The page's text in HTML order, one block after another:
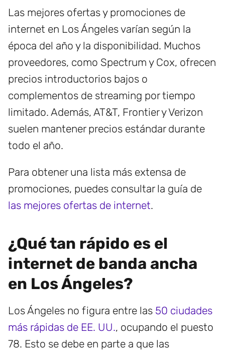
Las mejores ofertas y promociones de
internet en Los Ángeles varían según la
época del año y la disponibilidad. Muchos
proveedores, como Spectrum y Cox, ofrecen
precios introductorios bajos o
complementos de streaming por tiempo
limitado. Además, AT&T, Frontier y Verizon
suelen mantener precios estándar durante
todo el año.
Para obtener una lista más extensa de
promociones, puedes consultar la guía de
las mejores ofertas de internet.
¿Qué tan rápido es el
internet de banda ancha
en Los Ángeles?
Los Ángeles no figura entre las 50 ciudades
más rápidas de EE. UU., ocupando el puesto
78. Esto se debe en parte a que las